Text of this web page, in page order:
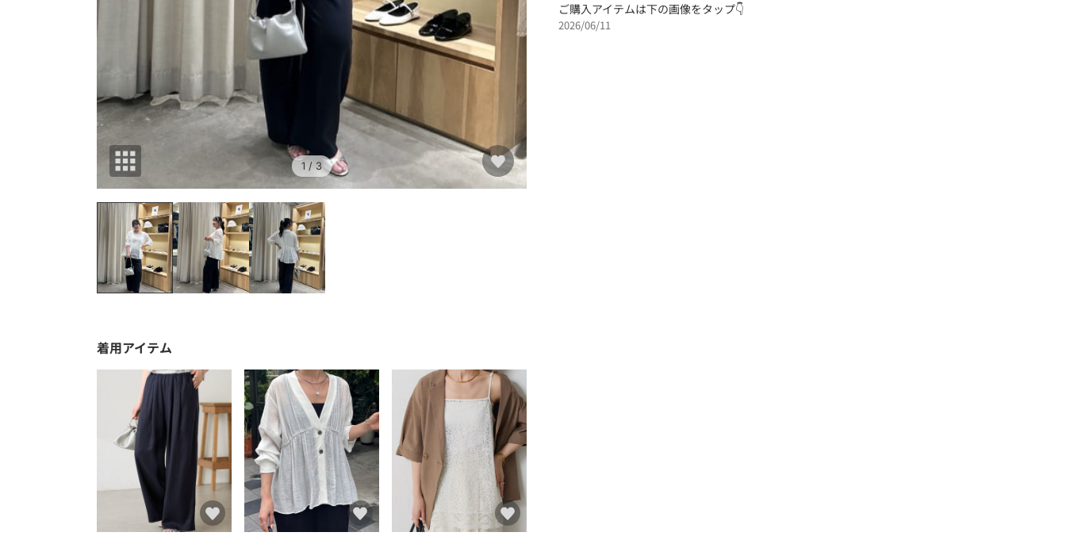
1 / 3
ご購入アイテムは下の画像をタップ👇
2026/06/11
着用アイテム